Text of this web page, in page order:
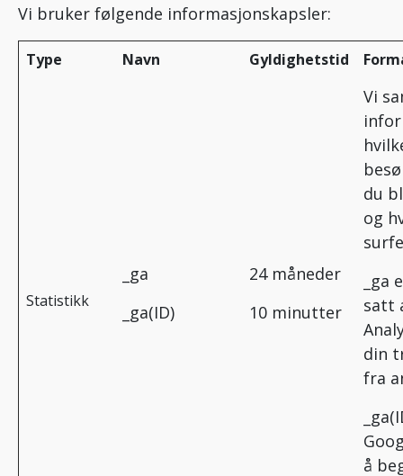
Vi bruker følgende informasjonskapsler:
Type Navn Gyldighetstid
Statistikk
_ga
_ga(ID)
24 måneder
10 minutter
Vi
du
og
satt
din
fra
å